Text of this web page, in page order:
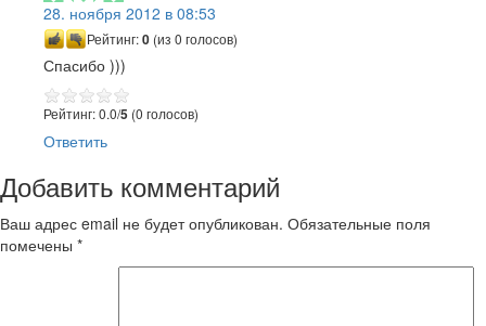
28. ноября 2012 в 08:53
Рейтинг:0 (из 0 голосов)
Спасибо )))
Рейтинг: 0.0/5 (0 голосов)
Ответить
Добавить комментарий
Ваш адрес email не будет опубликован. Обязательные поля
помечены *